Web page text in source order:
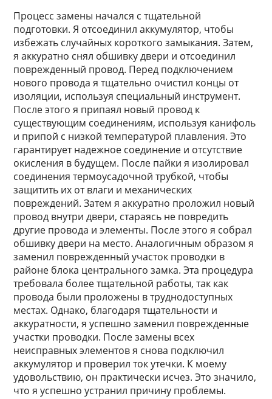
Процесс замены начался с тщательной
подготовки. Я отсоединил аккумулятор, чтобы
избежать случайных короткого замыкания. Затем,
я аккуратно снял обшивку двери и отсоединил
поврежденный провод. Перед подключением
нового провода я тщательно очистил концы от
изоляции, используя специальный инструмент.
После этого я припаял новый провод к
существующим соединениям, используя канифоль
и припой с низкой температурой плавления. Это
гарантирует надежное соединение и отсутствие
окисления в будущем. После пайки я изолировал
соединения термоусадочной трубкой, чтобы
защитить их от влаги и механических
повреждений. Затем я аккуратно проложил новый
провод внутри двери, стараясь не повредить
другие провода и элементы. После этого я собрал
обшивку двери на место. Аналогичным образом я
заменил поврежденный участок проводки в
районе блока центрального замка. Эта процедура
требовала более тщательной работы, так как
провода были проложены в труднодоступных
местах. Однако, благодаря тщательности и
аккуратности, я успешно заменил поврежденные
участки проводки. После замены всех
неисправных элементов я снова подключил
аккумулятор и проверил ток утечки. К моему
удовольствию, он практически исчез. Это значило,
что я успешно устранил причину проблемы.